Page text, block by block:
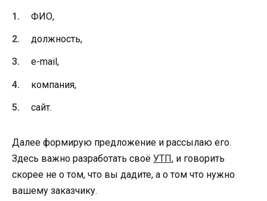
ФИО,
должность,
e-mail,
компания,
сайт.
Далее формирую предложение и рассылаю его.
Здесь важно разработать своё УТП, и говорить
скорее не о том, что вы дадите, а о том что нужно
вашему заказчику.